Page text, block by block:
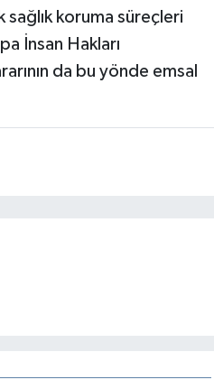
koruma süreçleri
İnsan Hakları
da bu yönde emsal